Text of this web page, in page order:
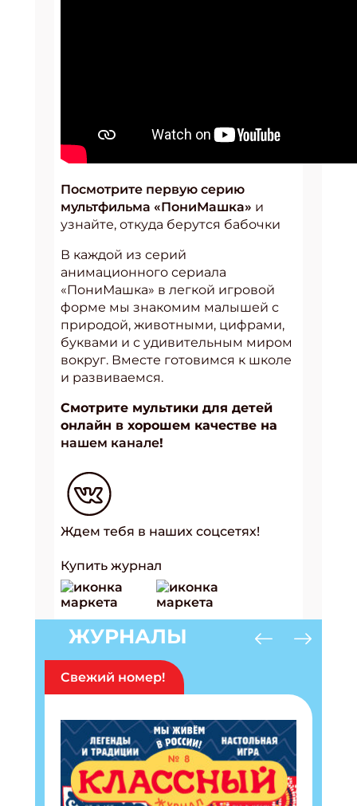
Посмотрите первую серию
мультфильма «ПониМашка» и
узнайте, откуда берутся бабочки
В каждой из серий
анимационного сериала
«ПониМашка» в легкой игровой
форме мы знакомим малышей с
природой, животными, цифрами,
буквами и с удивительным миром
вокруг. Вместе готовимся к школе
и развиваемся.
Смотрите мультики для детей
онлайн в хорошем качестве на
нашем канале!
Ждем тебя в наших соцсетях!
Купить журнал
ЖУРНАЛЫ
Свежий номер!